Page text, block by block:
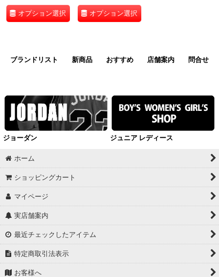
オプション選択 オプション選択
ブランドリスト 新商品 おすすめ 店舗案内 問合せ
ジョーダン ジュニア レディース
ホーム
ショッピングカート
マイページ
実店舗案内
最近チェックしたアイテム
特定商取引法表示
お客様へ